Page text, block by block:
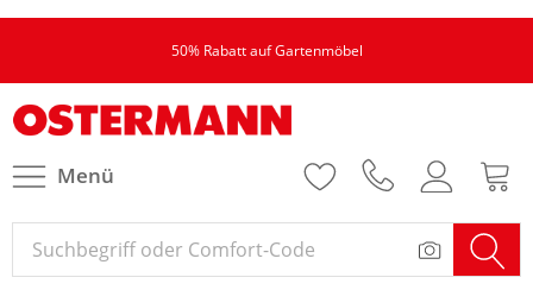
50% Rabatt auf Gartenmöbel
Menü